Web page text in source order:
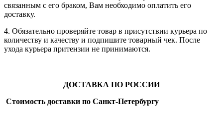
связанным с его браком, Вам необходимо оплатить его
доставку.
4. Обязательно проверяйте товар в присутствии курьера по
количеству и качеству и подпишите товарный чек. После
ухода курьера притензии не принимаются.
ДОСТАВКА ПО РОССИИ
Стоимость доставки по Санкт-Петербургу